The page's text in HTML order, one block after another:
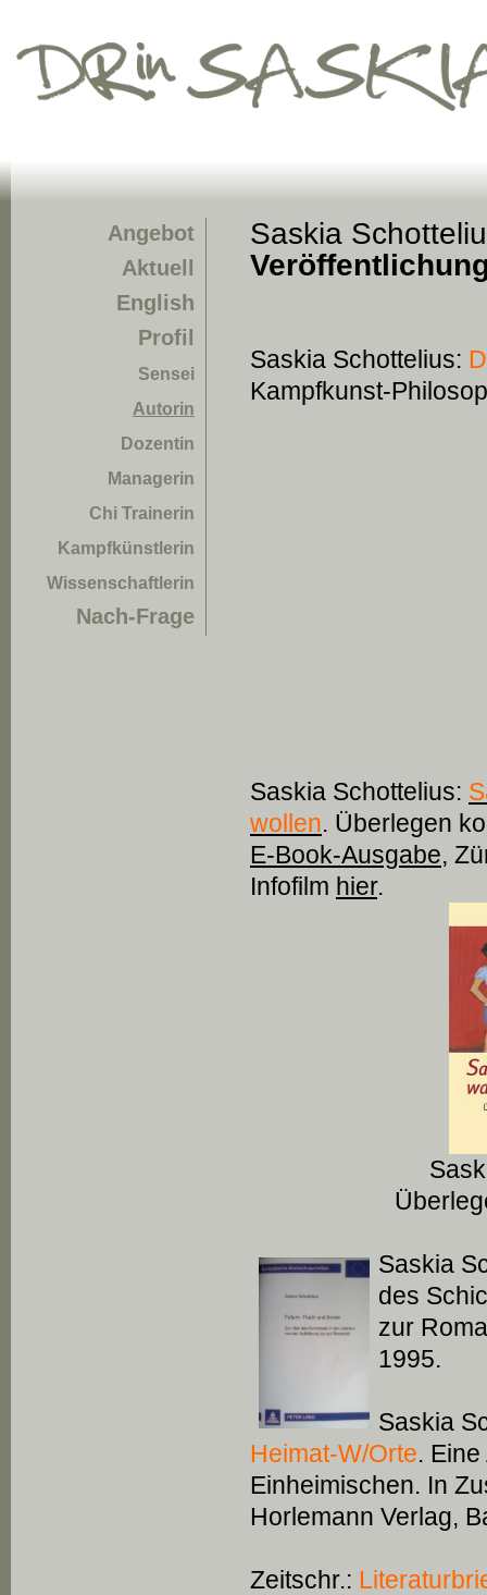
Angebot
Aktuell
English
Profil
Sensei
Autorin
Dozentin
Managerin
Chi Trainerin
Kampfkünstlerin
Wissenschaftlerin
Nach-Frage
Saskia
Saskia Schottelius:
Kampfkunst-
Saskia Schottelius:
wollen. Überlegen
E-Book-Ausgabe,
Infofilm hier.
Saskia
des
zur
1995.
Saskia
Heimat-W/Orte.
Einheimischen. In
Horlemann Verlag,
Zeitschr.: